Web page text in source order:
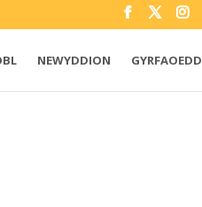
NEWYDDION GYRFAOEDD